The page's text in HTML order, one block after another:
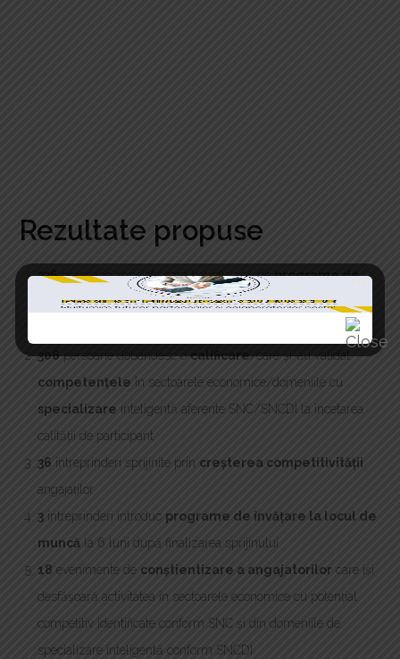
Rezultate propuse
336persoane angajate care beneficiază deprograme de
formarein domeniul competnțelor digitale de baza,
306persoane dobândesc ocalificare/care și-au validat
competențele în sectoarele economice/domeniile cu
specializare
inteligentă aferente SNC/SNCDI la încetarea
calității de participant
36 întreprinderi sprijinite prin creșterea competitivității
angajaților
3 întreprinderi introduc programe de învățare la locul de
muncă la 6 luni după finalizarea sprijinului
18 evenimente de conștientizare a angajatorilor care iși
desfășoară activitatea în sectoarele economice cu potențial
competitiv identificate conform SNC şi din domeniile de
specializare inteligentă conform SNCDI